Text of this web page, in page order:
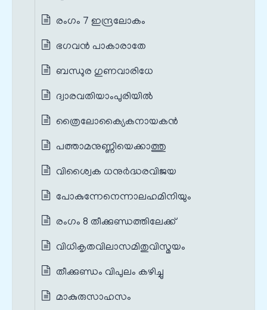
രംഗം 7 ഇന്ദ്രലോകം
ഭഗവൻ പാകാരാതേ
ബന്ധുര ഗുണവാരിധേ
ദ്വാരവതിയാംപുരിയിൽ
ത്രൈലോക്യൈകനായകൻ
പത്താമനുണ്ണിയെക്കാത്തു
വിശ്വൈക ധനുർദ്ധരവിജയ
പോകുന്നേനെന്നാലഹമിനിയും
രംഗം 8 തീക്കുണ്ഡത്തിലേക്ക്
വിധികൃതവിലാസമിതുവിസ്മയം
തീക്കുണ്ഡം വിപുലം കഴിച്ചു
മാകുരുസാഹസം